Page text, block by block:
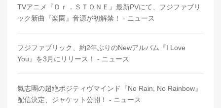
TVアニメ『Ｄｒ．ＳＴＯＮＥ』最新PVにて、フジファブリ
ック新曲『楽園』音源が初解禁！ - ニュース
フジファブリック、約2年ぶりのNewアルバム『I Love
You』を3月にリリース！ - ニュース
氣志團の超絶ポジティヴマインド『No Rain, No Rainbow』
配信決定、ジャケット公開！ - ニュース